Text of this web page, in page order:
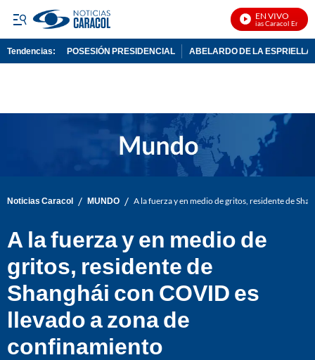
EN VIVO
Noticias Caracol En Vivo
Tendencias: POSESIÓN PRESIDENCIAL ABELARDO DE LA ESPRIELLA
Noticias Caracol / MUNDO / A la fuerza y en medio de gritos, residente de
A la fuerza y en medio de
gritos, residente de
Shanghái con COVID es
llevado a zona de
confinamiento